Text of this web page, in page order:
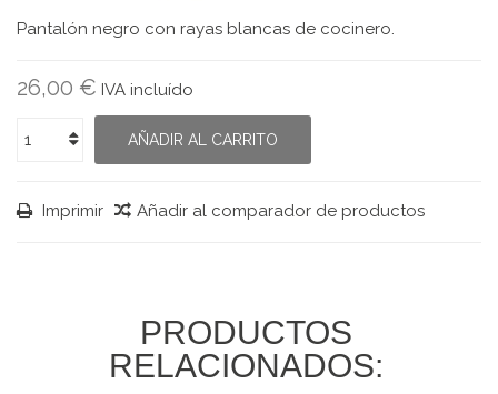
Pantalón negro con rayas blancas de cocinero.
26,00 € IVA incluído
AÑADIR AL CARRITO
Imprimir Añadir al comparador de productos
PRODUCTOS
RELACIONADOS: